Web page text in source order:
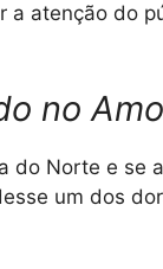
a atenção do
no
do Norte e se
um dos